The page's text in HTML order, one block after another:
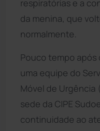
respiratórias e a
da menina, que
normalmente.
Pouco tempo após
uma equipe do
Móvel de Urgência
sede da CIPE
continuidade ao